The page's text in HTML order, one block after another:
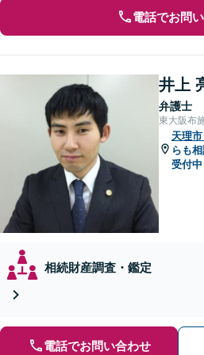
電話でお問
井上
弁護士
東大阪布
天理市
らも
受付中
相続財産調査・鑑定
電話でお問い合わせ